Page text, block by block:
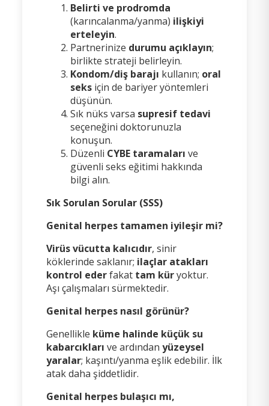
Belirti ve prodromda
(karıncalanma/yanma) ilişkiyi
erteleyin.
Partnerinize durumu açıklayın;
birlikte strateji belirleyin.
Kondom/diş barajı kullanın; oral
seksiçin de bariyer yöntemleri
düşünün.
Sık nüks varsa supresif tedavi
seçeneğini doktorunuzla
konuşun.
Düzenli CYBE taramaları ve
güvenli seks eğitimi hakkında
bilgi alın.
Sık Sorulan Sorular (SSS)
Genital herpes tamamen iyileşir mi?
Virüs vücutta kalıcıdır, sinir
köklerinde saklanır; ilaçlar atakları
kontrol ederfakat tam küryoktur.
Aşı çalışmaları sürmektedir.
Genital herpes nasıl görünür?
Genellikle küme halinde küçük su
kabarcıkları ve ardından yüzeysel
yaralar; kaşıntı/yanma eşlik edebilir. İlk
atak daha şiddetlidir.
Genital herpes bulaşıcı mı,